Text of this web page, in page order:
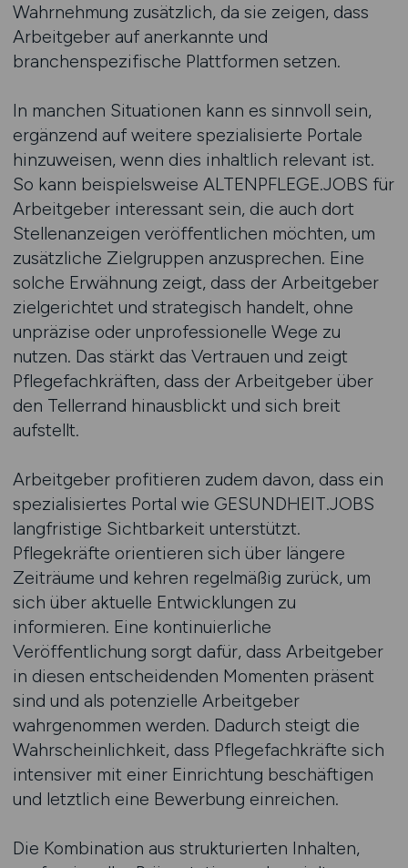
Wahrnehmung zusätzlich, da sie zeigen, dass
Arbeitgeber auf anerkannte und
branchenspezifische Plattformen setzen.
In manchen Situationen kann es sinnvoll sein,
ergänzend auf weitere spezialisierte Portale
hinzuweisen, wenn dies inhaltlich relevant ist.
So kann beispielsweise ALTENPFLEGE.JOBS für
Arbeitgeber interessant sein, die auch dort
Stellenanzeigen veröffentlichen möchten, um
zusätzliche Zielgruppen anzusprechen. Eine
solche Erwähnung zeigt, dass der Arbeitgeber
zielgerichtet und strategisch handelt, ohne
unpräzise oder unprofessionelle Wege zu
nutzen. Das stärkt das Vertrauen und zeigt
Pflegefachkräften, dass der Arbeitgeber über
den Tellerrand hinausblickt und sich breit
aufstellt.
Arbeitgeber profitieren zudem davon, dass ein
spezialisiertes Portal wie GESUNDHEIT.JOBS
langfristige Sichtbarkeit unterstützt.
Pflegekräfte orientieren sich über längere
Zeiträume und kehren regelmäßig zurück, um
sich über aktuelle Entwicklungen zu
informieren. Eine kontinuierliche
Veröffentlichung sorgt dafür, dass Arbeitgeber
in diesen entscheidenden Momenten präsent
sind und als potenzielle Arbeitgeber
wahrgenommen werden. Dadurch steigt die
Wahrscheinlichkeit, dass Pflegefachkräfte sich
intensiver mit einer Einrichtung beschäftigen
und letztlich eine Bewerbung einreichen.
Die Kombination aus strukturierten Inhalten,